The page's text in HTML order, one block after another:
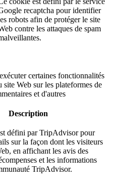
recaptcha pour identifier
robots afin de protéger le site
contre les attaques de spam
certaines fonctionnalités
Web sur les plateformes de
et d'autres
Description
défini par TripAdvisor pour
sur la façon dont les visiteurs
en affichant les avis des
et les informations
TripAdvisor.